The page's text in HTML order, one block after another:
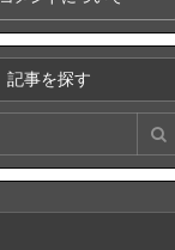
記事を探す